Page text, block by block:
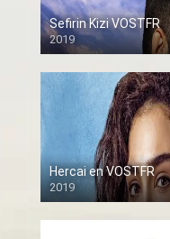
Sefirin Kizi VOSTFR
2019
Hercai en VOSTFR
2019